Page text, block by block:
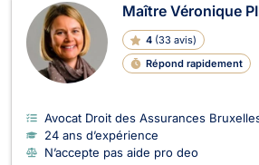
Maître Véronique
4 (33 avis)
Répond rapidement
Avocat Droit des Assurances
24 ans d’expérience
N’accepte pas aide pro deo